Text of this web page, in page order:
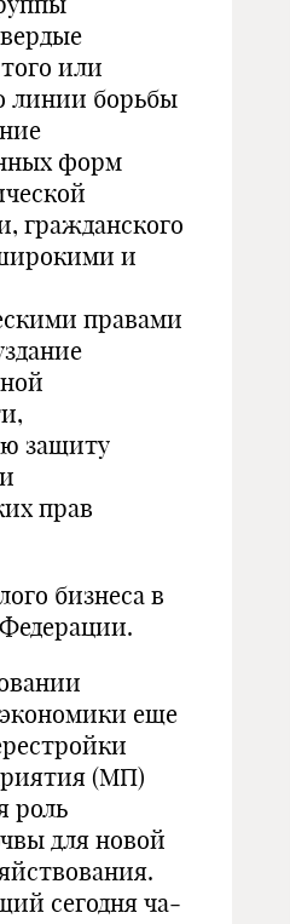
или
линии борьбы
форм
гражданского
и
правами
защиту
прав
бизнеса в
еще
(МП)
роль
для новой
сегодня ча­